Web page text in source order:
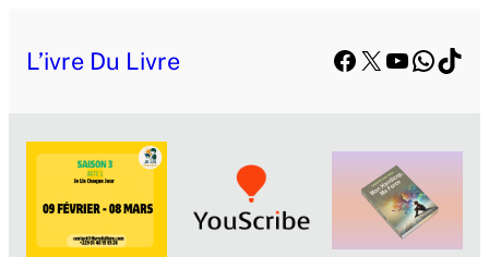
auL’ivre Du Livre Facebook
X YouTube